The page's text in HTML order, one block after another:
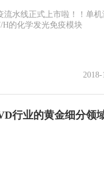
流水线正式上市啦！！单机
H的化学发光免疫模块
2018-
行业的黄金细分领